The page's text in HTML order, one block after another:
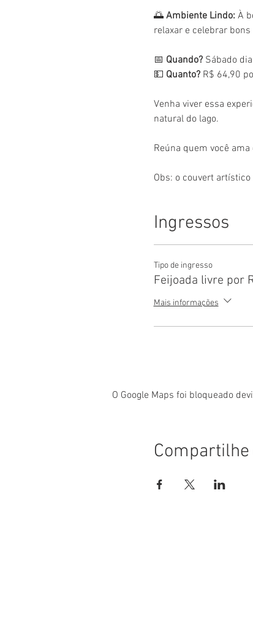
🌅 Ambiente Lindo: À
relaxar e celebrar
📅 Quando? Sábado
💵 Quanto? R$ 64,90
Venha viver essa
natural do lago.
Reúna quem você
Obs: o couvert
Ingressos
Tipo de ingresso
Feijoada livre por
Mais informações
O Google Maps foi bloqueado